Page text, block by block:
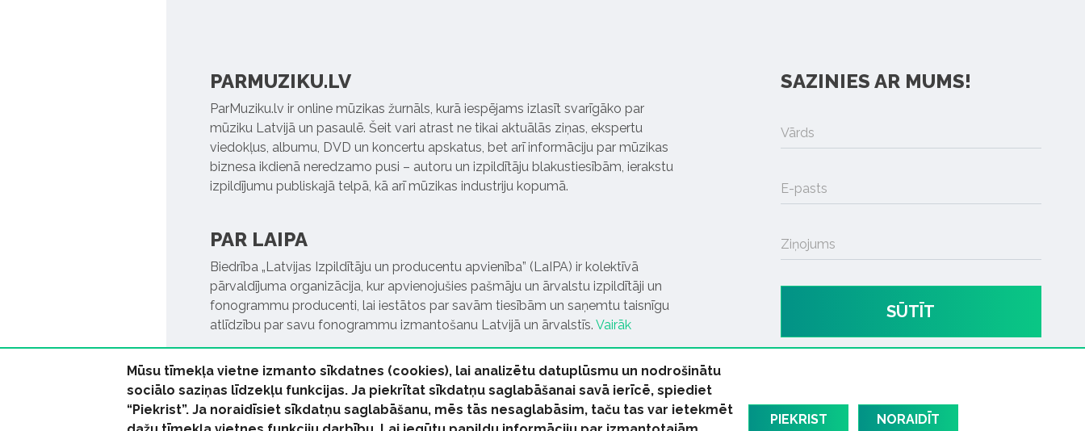
PARMUZIKU.LV
ParMuziku.lv ir online mūzikas žurnāls, kurā iespējams izlasīt svarīgāko par
mūziku Latvijā un pasaulē. Šeit vari atrast ne tikai aktuālās ziņas, ekspertu
viedokļus, albumu, DVD un koncertu apskatus, bet arī informāciju par mūzikas
biznesa ikdienā neredzamo pusi – autoru un izpildītāju blakustiesībām, ierakstu
izpildījumu publiskajā telpā, kā arī mūzikas industriju kopumā.
PAR LAIPA
Biedrība „Latvijas Izpildītāju un producentu apvienība” (LaIPA) ir kolektīvā
pārvaldījuma organizācija, kur apvienojušies pašmāju un ārvalstu izpildītāji un
fonogrammu producenti, lai iestātos par savām tiesībām un saņemtu taisnīgu
atlīdzību par savu fonogrammu izmantošanu Latvijā un ārvalstīs. Vairāk
SAZINIES AR MUMS!
Vārds
E-pasts
Ziņojums
SŪTĪT
Mūsu tīmekļa vietne izmanto sīkdatnes (cookies), lai analizētu datuplūsmu un nodrošinātu
sociālo saziņas līdzekļu funkcijas. Ja piekrītat sīkdatņu saglabāšanai savā ierīcē, spiediet
“Piekrist”. Ja noraidīsiet sīkdatņu saglabāšanu, mēs tās nesaglabāsim, taču tas var ietekmēt
PIEKRIST NORAIDĪT